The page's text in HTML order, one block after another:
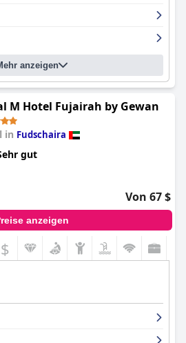
anzeigen
M Hotel Fujairah by Gewan
in Fudschaira
gut
Von 67 $
anzeigen
$